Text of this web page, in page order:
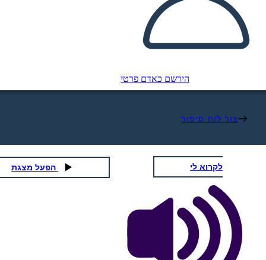
הירשם כאדם פרטי
צור לוח סיפור
לקרוא לי